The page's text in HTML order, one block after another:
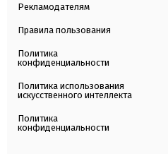
Рекламодателям
Правила пользования
Политика
конфиденциальности
Политика использования
искусственного интеллекта
Политика
конфиденциальности